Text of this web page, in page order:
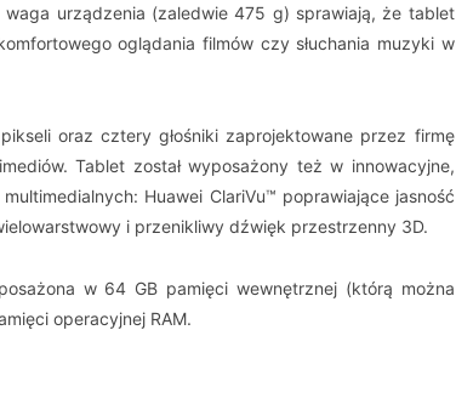
urządzenia (zaledwie 475 g) sprawiają, że tablet
oglądania filmów czy słuchania muzyki w
oraz cztery głośniki zaprojektowane przez firmę
Tablet został wyposażony też w innowacyjne,
Huawei ClariVu™ poprawiające jasność
i przenikliwy dźwięk przestrzenny 3D.
w 64 GB pamięci wewnętrznej (którą można
operacyjnej RAM.